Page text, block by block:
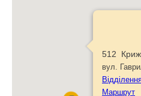
512
вул.
Маршрут